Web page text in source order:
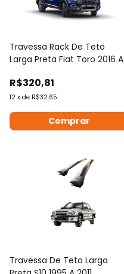
Travessa Rack De Teto
Larga Preta Fiat Toro 2016 A
R$320,81
12 x de R$32,65
Travessa De Teto Larga